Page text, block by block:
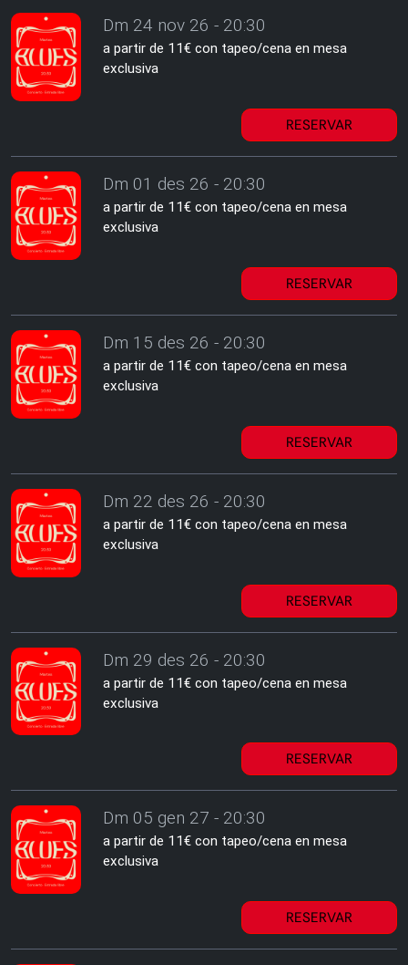
Dm 24 nov 26 - 20:30
a partir de 11€ con tapeo/cena en mesa
exclusiva
RESERVAR
Dm 01 des 26 - 20:30
a partir de 11€ con tapeo/cena en mesa
exclusiva
RESERVAR
Dm 15 des 26 - 20:30
a partir de 11€ con tapeo/cena en mesa
exclusiva
RESERVAR
Dm 22 des 26 - 20:30
a partir de 11€ con tapeo/cena en mesa
exclusiva
RESERVAR
Dm 29 des 26 - 20:30
a partir de 11€ con tapeo/cena en mesa
exclusiva
RESERVAR
Dm 05 gen 27 - 20:30
a partir de 11€ con tapeo/cena en mesa
exclusiva
RESERVAR